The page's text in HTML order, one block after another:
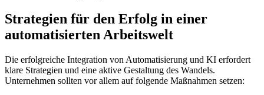
Strategien für den Erfolg in einer
automatisierten Arbeitswelt
Die erfolgreiche Integration von Automatisierung und KI erfordert
klare Strategien und eine aktive Gestaltung des Wandels.
Unternehmen sollten vor allem auf folgende Maßnahmen setzen: